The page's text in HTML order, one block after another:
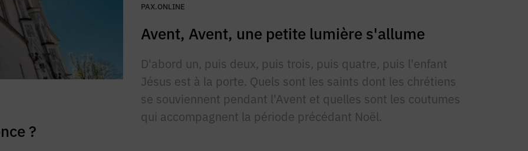
?
PAX.ONLINE
Avent, Avent, une petite lumière s'allume
D'abord un, puis deux, puis trois, puis quatre, puis l'enfant
Jésus est à la porte. Quels sont les saints dont les chrétiens
se souviennent pendant l'Avent et quelles sont les coutumes
qui accompagnent la période précédant Noël.